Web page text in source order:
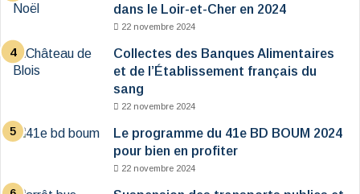
dans le Loir-et-Cher en 2024
22 novembre 2024
Collectes des Banques Alimentaires
et de l’Établissement français du
sang
22 novembre 2024
Le programme du 41e BD BOUM 2024
pour bien en profiter
22 novembre 2024